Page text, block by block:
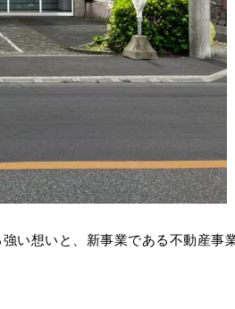
い想いと、新事業である不動産事